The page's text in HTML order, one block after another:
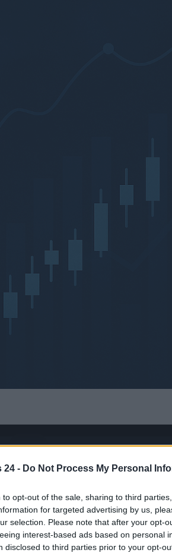
24 - Do Not Process My Personal
to opt-out of the sale, sharing to third
for targeted advertising by us,
selection. Please note that after your opt-
interest-based ads based on personal
disclosed to third parties prior to your opt-